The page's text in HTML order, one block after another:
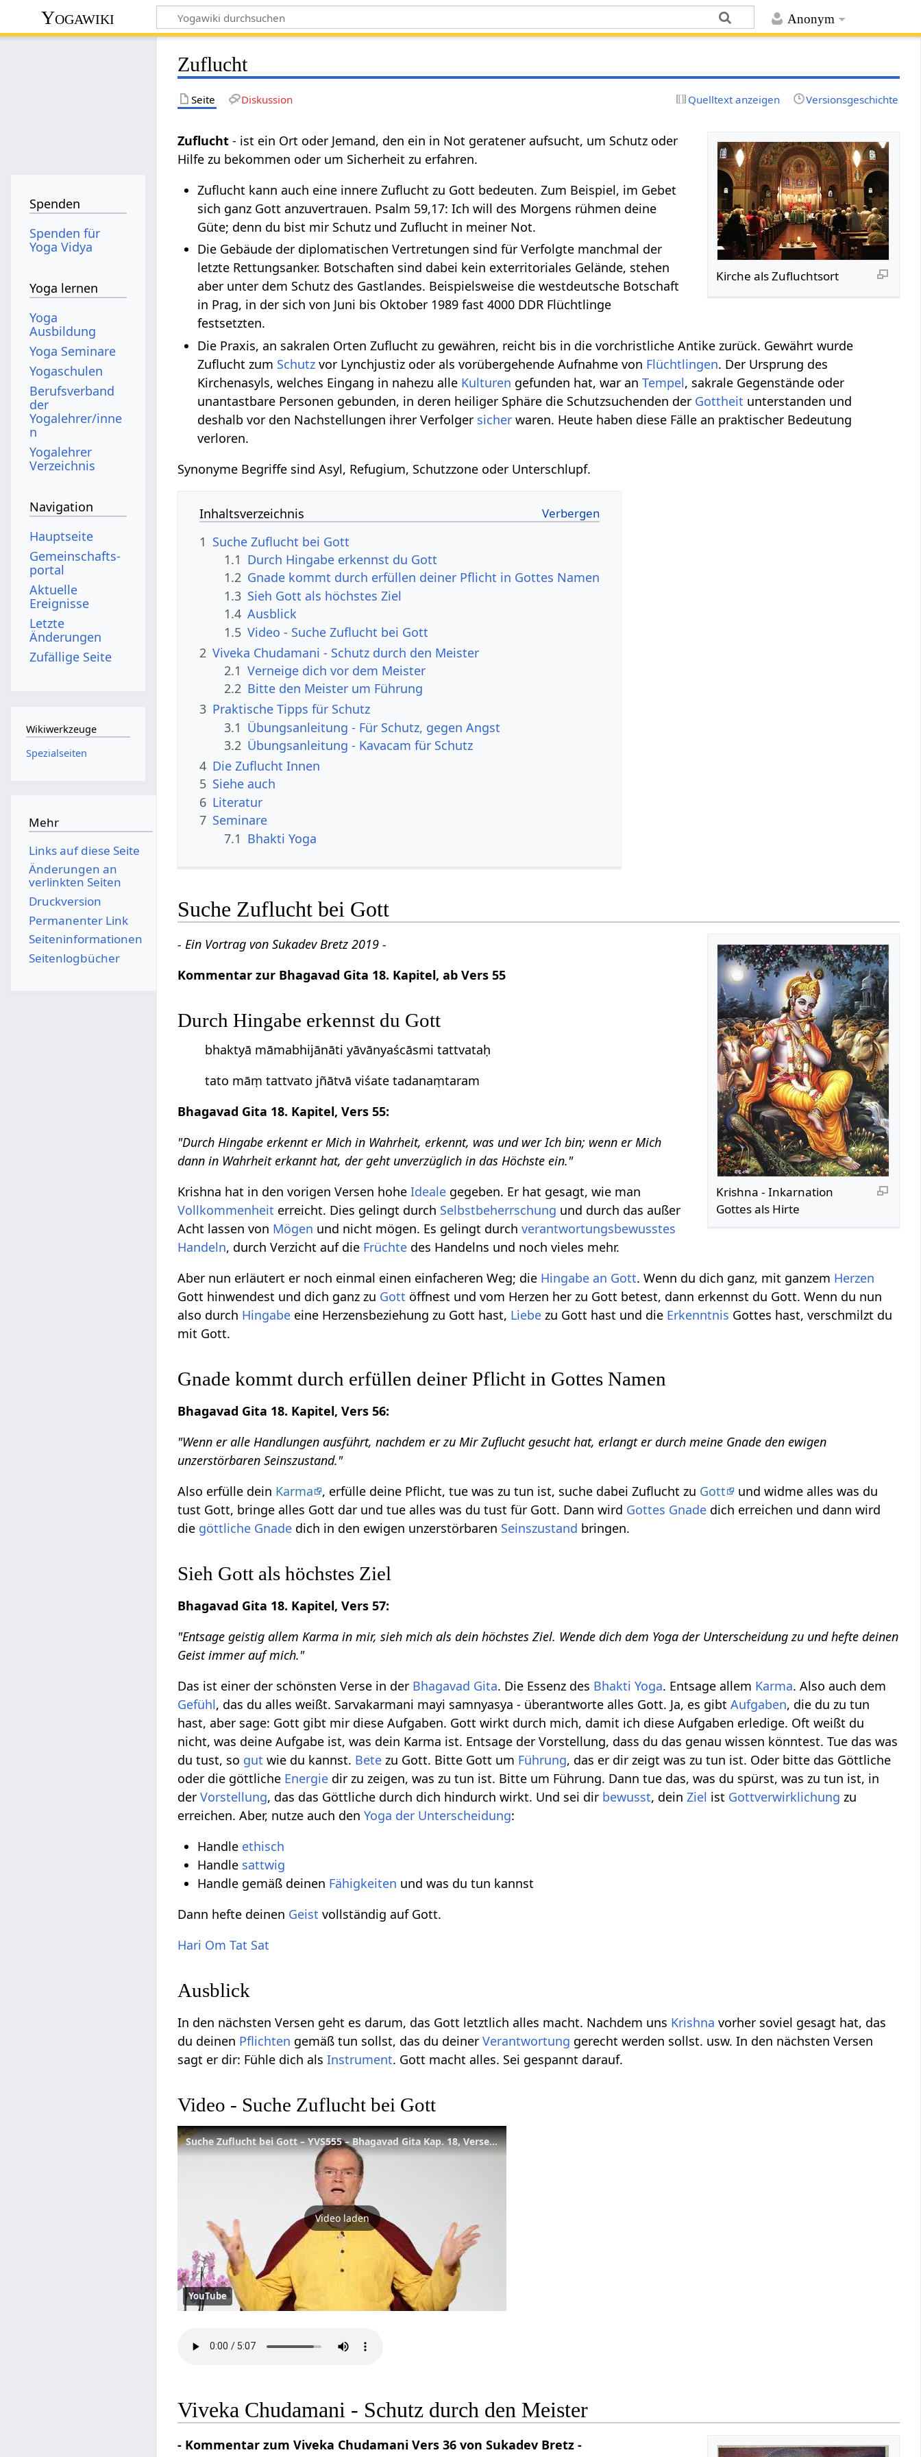
Anonym
Yogawiki
Zuflucht
Seite Diskussion Quelltext anzeigen Versionsgeschichte
Kirche als Zufluchtsort
Zuflucht - ist ein Ort oder Jemand, den ein in Not geratener aufsucht, um Schutz oder
Hilfe zu bekommen oder um Sicherheit zu erfahren.
Zuflucht kann auch eine innere Zuflucht zu Gott bedeuten. Zum Beispiel, im Gebet
sich ganz Gott anzuvertrauen. Psalm 59,17: Ich will des Morgens rühmen deine
Güte; denn du bist mir Schutz und Zuflucht in meiner Not.
Die Gebäude der diplomatischen Vertretungen sind für Verfolgte manchmal der
letzte Rettungsanker. Botschaften sind dabei kein exterritoriales Gelände, stehen
aber unter dem Schutz des Gastlandes. Beispielsweise die westdeutsche Botschaft
in Prag, in der sich von Juni bis Oktober 1989 fast 4000 DDR Flüchtlinge
festsetzten.
Die Praxis, an sakralen Orten Zuflucht zu gewähren, reicht bis in die vorchristliche Antike zurück. Gewährt wurde
Zuflucht zum Schutz vor Lynchjustiz oder als vorübergehende Aufnahme von Flüchtlingen. Der Ursprung des
Kirchenasyls, welches Eingang in nahezu alle Kulturen gefunden hat, war anTempel, sakrale Gegenstände oder
unantastbare Personen gebunden, in deren heiliger Sphäre die Schutzsuchenden der Gottheit unterstanden und
deshalb vor den Nachstellungen ihrer Verfolger sicher waren. Heute haben diese Fälle an praktischer Bedeutung
verloren.
Synonyme Begriffe sind Asyl, Refugium, Schutzzone oder Unterschlupf.
Inhaltsverzeichnis
1 Suche Zuflucht bei Gott
1.1 Durch Hingabe erkennst du Gott
1.2 Gnade kommt durch erfüllen deiner Pflicht in Gottes Namen
1.3 Sieh Gott als höchstes Ziel
1.4 Ausblick
1.5 Video - Suche Zuflucht bei Gott
2 Viveka Chudamani - Schutz durch den Meister
2.1 Verneige dich vor dem Meister
2.2 Bitte den Meister um Führung
3 Praktische Tipps für Schutz
3.1 Übungsanleitung - Für Schutz, gegen Angst
3.2 Übungsanleitung - Kavacam für Schutz
4 Die Zuflucht Innen
5 Siehe auch
6 Literatur
7 Seminare
7.1 Bhakti Yoga
Suche Zuflucht bei Gott
Krishna - Inkarnation
Gottes als Hirte
- Ein Vortrag von Sukadev Bretz 2019 -
Kommentar zur Bhagavad Gita 18. Kapitel, ab Vers 55
Durch Hingabe erkennst du Gott
bhaktyā māmabhijānāti yāvānyaścāsmi tattvataḥ
tato māṃ tattvato jñātvā viśate tadanaṃtaram
Bhagavad Gita 18. Kapitel, Vers 55:
"Durch Hingabe erkennt er Mich in Wahrheit, erkennt, was und wer Ich bin; wenn er Mich
dann in Wahrheit erkannt hat, der geht unverzüglich in das Höchste ein."
Krishna hat in den vorigen Versen hoheIdeale gegeben. Er hat gesagt, wie man
Vollkommenheit erreicht. Dies gelingt durch Selbstbeherrschung und durch das außer
Acht lassen von Mögen und nicht mögen. Es gelingt durchverantwortungsbewusstes
Handeln, durch Verzicht auf die Früchte des Handelns und noch vieles mehr.
Aber nun erläutert er noch einmal einen einfacheren Weg; die Hingabe an Gott. Wenn du dich ganz, mit ganzem Herzen
Gott hinwendest und dich ganz zu Gott öffnest und vom Herzen her zu Gott betest, dann erkennst du Gott. Wenn du nun
also durch Hingabe eine Herzensbeziehung zu Gott hast, Liebe zu Gott hast und die Erkenntnis Gottes hast, verschmilzt du
mit Gott.
Gnade kommt durch erfüllen deiner Pflicht in Gottes Namen
Bhagavad Gita 18. Kapitel, Vers 56:
"Wenn er alle Handlungen ausführt, nachdem er zu Mir Zuflucht gesucht hat, erlangt er durch meine Gnade den ewigen
unzerstörbaren Seinszustand."
Also erfülle dein Karma , erfülle deine Pflicht, tue was zu tun ist, suche dabei Zuflucht zu Gott
und widme alles was du
tust Gott, bringe alles Gott dar und tue alles was du tust für Gott. Dann wird Gottes Gnade dich erreichen und dann wird
die göttliche Gnade dich in den ewigen unzerstörbaren Seinszustand bringen.
Sieh Gott als höchstes Ziel
Bhagavad Gita 18. Kapitel, Vers 57:
"Entsage geistig allem Karma in mir, sieh mich als dein höchstes Ziel. Wende dich dem Yoga der Unterscheidung zu und hefte deinen
Geist immer auf mich."
Das ist einer der schönsten Verse in der Bhagavad Gita. Die Essenz des Bhakti Yoga. Entsage allem Karma. Also auch dem
Gefühl, das du alles weißt. Sarvakarmani mayi samnyasya - überantworte alles Gott. Ja, es gibtAufgaben, die du zu tun
hast, aber sage: Gott gibt mir diese Aufgaben. Gott wirkt durch mich, damit ich diese Aufgaben erledige. Oft weißt du
nicht, was deine Aufgabe ist, was dein Karma ist. Entsage der Vorstellung, dass du das genau wissen könntest. Tue das was
du tust, so gut wie du kannst. Bete zu Gott. Bitte Gott um Führung, das er dir zeigt was zu tun ist. Oder bitte das Göttliche
oder die göttliche Energie dir zu zeigen, was zu tun ist. Bitte um Führung. Dann tue das, was du spürst, was zu tun ist, in
derVorstellung, das das Göttliche durch dich hindurch wirkt. Und sei dir bewusst, deinZiel ist Gottverwirklichung zu
erreichen. Aber, nutze auch denYoga der Unterscheidung:
Handle ethisch
Handle sattwig
Handle gemäß deinen Fähigkeiten und was du tun kannst
Dann hefte deinen Geist vollständig auf Gott.
Hari Om Tat Sat
Ausblick
In den nächsten Versen geht es darum, das Gott letztlich alles macht. Nachdem uns Krishna vorher soviel gesagt hat, das
du deinen Pflichten gemäß tun sollst, das du deinerVerantwortung gerecht werden sollst. usw. In den nächsten Versen
sagt er dir: Fühle dich alsInstrument. Gott macht alles. Sei gespannt darauf.
Video - Suche Zuflucht bei Gott
Suche Zuflucht bei Gott – YVS555 – Bhagavad Gita Kap. 18, Verse 55-57
Video laden
YouTube
Viveka Chudamani - Schutz durch den Meister
- Kommentar zum Viveka Chudamani Vers 36 von Sukadev Bretz -
Spenden
Spenden für
Yoga Vidya
Yoga lernen
Yoga
Ausbildung
Yoga Seminare
Yogaschulen
Berufsverband
der
Yogalehrer/inne
n
Yogalehrer
Verzeichnis
Navigation
Hauptseite
Gemeinschafts­
portal
Aktuelle
Ereignisse
Letzte
Änderungen
Zufällige Seite
Wikiwerkzeuge
Spezialseiten
Mehr
Links auf diese Seite
Änderungen an
verlinkten Seiten
Druckversion
Permanenter Link
Seiten­­informationen
Seitenlogbücher